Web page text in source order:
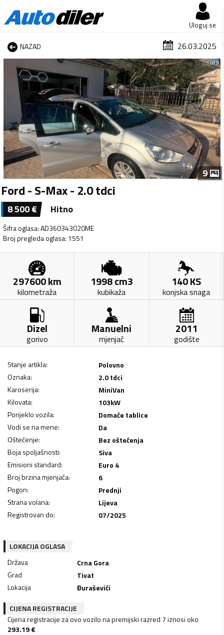
Uloguj se
NAZAD 26.03.2025
1 od 9
9
Ford - S-Max - 2.0 tdci
8 500€ Hitno
Šifra oglasa:AD360343020ME
Broj pregleda oglasa: 1551
297600km
kilometraža
1998cm3
kubikaža
140KS
konjska snaga
Dizel
gorivo
Manuelni
mjenjač
2011
godište
Stanje artikla:
Polovno
Oznaka:
2.0 tdci
Karoserija:
MiniVan
Kilovata: 103kW
Porijeklo vozila:
Domaće tablice
Vodi se na mene:
Da
Oštećenje:
Bez oštećenja
Boja spoljašnosti:
Siva
Emisioni standard:
Euro 4
Broj brzina mjenjača:
6
Pogon:
Prednji
Strana volana:
Lijeva
Registrovan do: 07/2025
LOKACIJA OGLASA
Država
Crna Gora
Grad
Tivat
Lokacija
Đuraševići
CIJENA REGISTRACIJE
Cijena registracije za ovo vozilo na premijski razred 7 iznosi oko
293.19€